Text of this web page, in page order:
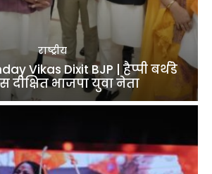
राष्ट्रीय
Vikas Dixit BJP | हैप्पी बर्थडे
दीक्षित भाजपा युवा नेता